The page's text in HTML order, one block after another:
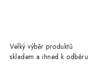
Velký výběr produktů
skladem a ihned k odběru